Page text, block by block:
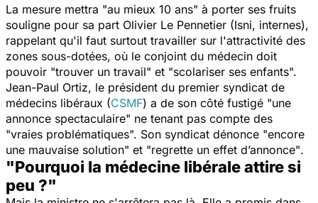
La mesure mettra "au mieux 10 ans" à porter ses fruits
souligne pour sa part Olivier Le Pennetier (Isni, internes),
rappelant qu'il faut surtout travailler sur l'attractivité des
zones sous-dotées, où le conjoint du médecin doit
pouvoir "trouver un travail" et "scolariser ses enfants".
Jean-Paul Ortiz, le président du premier syndicat de
médecins libéraux (CSMF) a de son côté fustigé "une
annonce spectaculaire" ne tenant pas compte des
"vraies problématiques". Son syndicat dénonce "encore
une mauvaise solution" et "regrette un effet d’annonce".
"Pourquoi la médecine libérale attire si
peu ?"